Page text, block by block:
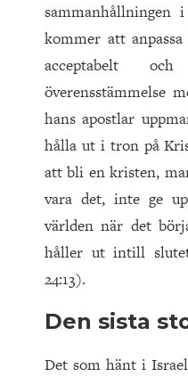
sammanhållningen
kommer att
acceptabelt
överensstämmelse
hans apostlar
hålla ut i tron på
att bli en kristen,
vara det, inte ge
världen när det
håller ut intill
24:13).
Den sista
Det som hänt i